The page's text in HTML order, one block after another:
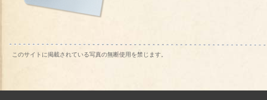
このサイトに掲載されている写真の無断使用を禁じます。